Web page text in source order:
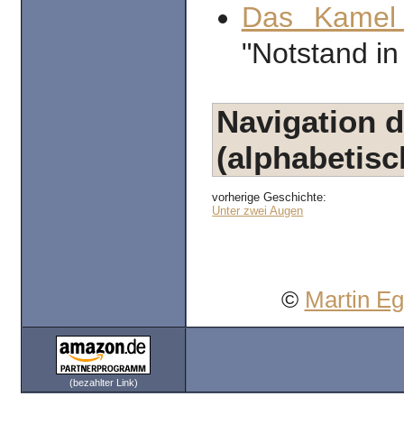
Das
"Notstand
Navigation
vorherige Geschichte:
Unter zwei Augen
© Martin
(bezahlter Link)